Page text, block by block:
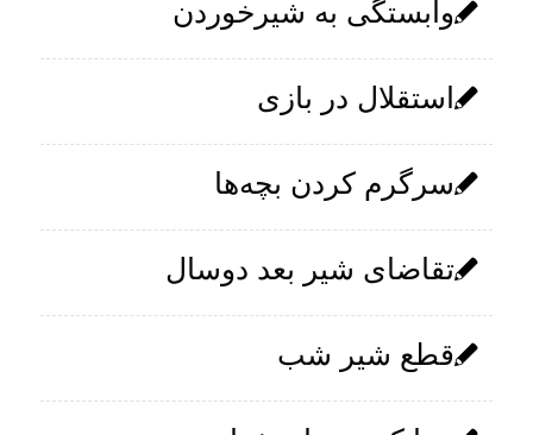
وابستگی به شیرخوردن
استقلال در بازی
سرگرم کردن بچه‌ها
تقاضای شیر بعد دوسال
قطع شیر شب